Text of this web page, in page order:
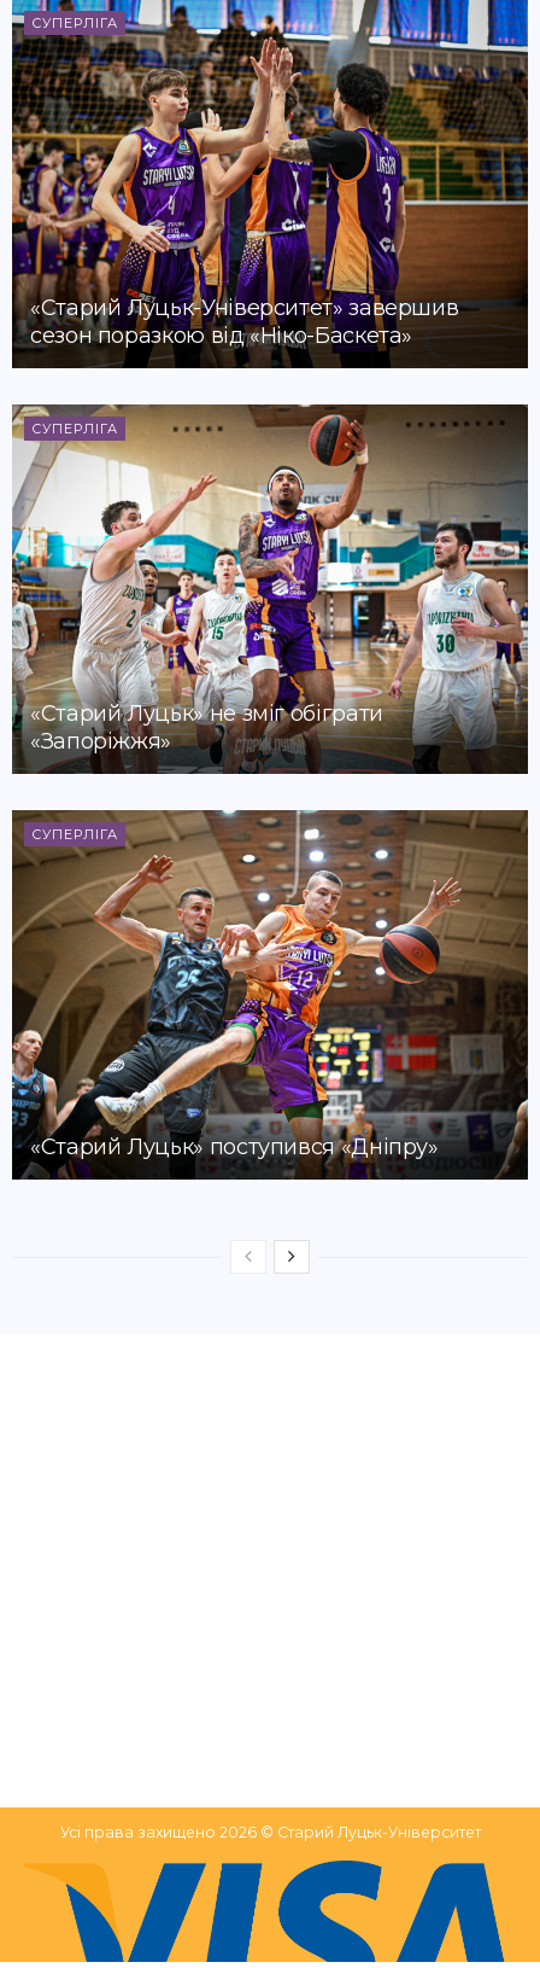
СУПЕРЛІГА
«Старий Луцьк-Університет» завершив
сезон поразкою від «Ніко-Баскета»
СУПЕРЛІГА
«Старий Луцьк» не зміг обіграти
«Запоріжжя»
СУПЕРЛІГА
«Старий Луцьк» поступився «Дніпру»
Усі права захищено 2026 © Старий Луцьк-Університет